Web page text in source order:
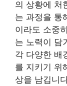
의 상황에 처
는 과정을 통
이라도 소중
는 노력이 담
각 다양한 배
를 지키기 위
상을 남깁니